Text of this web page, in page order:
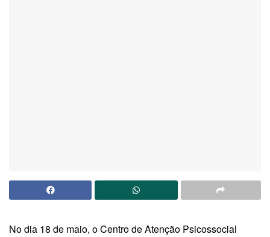
No dia 18 de maio, o Centro de Atenção Psicossocial